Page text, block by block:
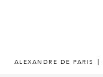
ALEXANDRE DE PARIS